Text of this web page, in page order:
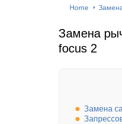
Home
Замена
focus 2
Замена